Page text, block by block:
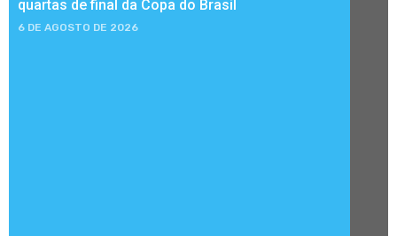
quartas de final da Copa do Brasil
6 DE AGOSTO DE 2026